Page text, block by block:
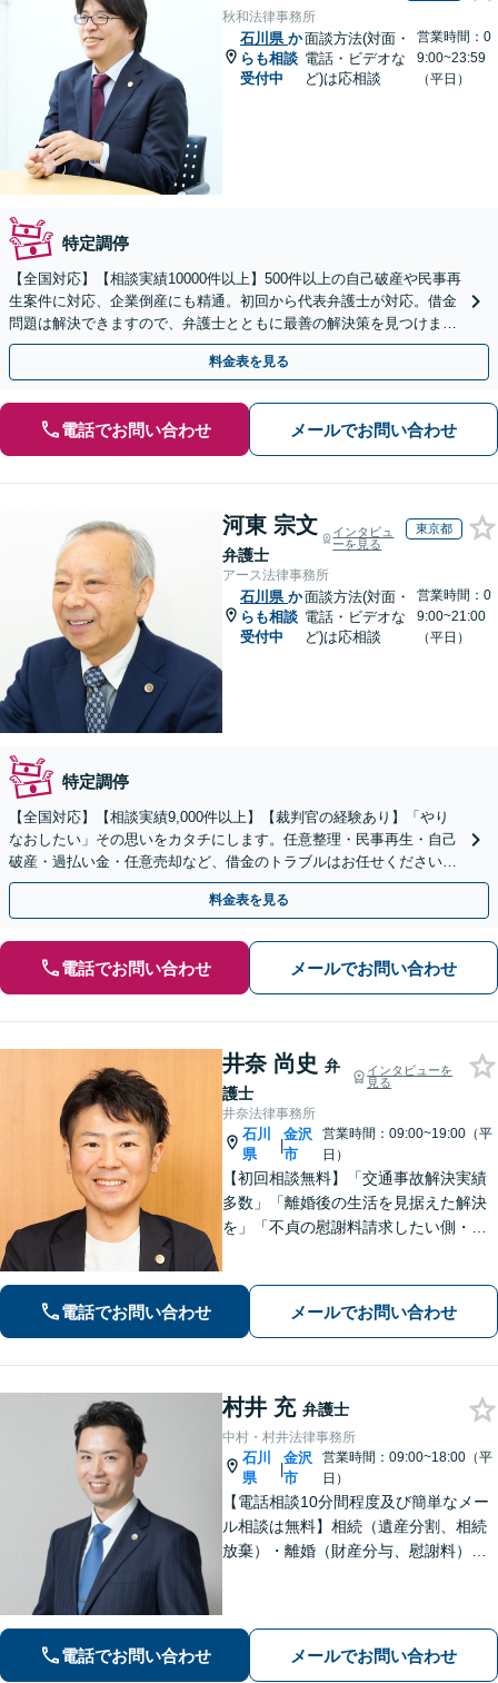
秋和法律事務所
石川県 か
らも相談
受付中
面談方法(対面・
電話・ビデオな
ど)は応相談
営業時間：0
9:00~23:59
（平日）
特定調停
【全国対応】【相談実績10000件以上】500件以上の自己破産や民事再
生案件に対応、企業倒産にも精通。初回から代表弁護士が対応。借金
問題は解決できますので、弁護士とともに最善の解決策を見つけまし
ょう【初回相談無料】【法テラス利用可】
料金表を見る
電話でお問い合わせ メールでお問い合わせ
河東 宗文
弁護士
インタビュ
ーを見る
東京都
アース法律事務所
石川県 か
らも相談
受付中
面談方法(対面・
電話・ビデオな
ど)は応相談
営業時間：0
9:00~21:00
（平日）
特定調停
【全国対応】【相談実績9,000件以上】【裁判官の経験あり】「やり
なおしたい」その思いをカタチにします。任意整理・民事再生・自己
破産・過払い金・任意売却など、借金のトラブルはお任せください。
【初回相談無料】【全国対応可能】
料金表を見る
電話でお問い合わせ メールでお問い合わせ
井奈 尚史 弁
護士
インタビューを
見る
井奈法律事務所
石川
県
|
金沢
市
営業時間：09:00~19:00（平
日）
【初回相談無料】「交通事故解決実績
多数」「離婚後の生活を見据えた解決
を」「不貞の慰謝料請求したい側・さ
さい」「相続問題に関する解決実績が
豊富」【完全個室】【子連れ相談可】
電話でお問い合わせ メールでお問い合わせ
村井 充 弁護士
中村・村井法律事務所
石川
県
|
金沢
市
営業時間：09:00~18:00（平
日）
【電話相談10分間程度及び簡単なメー
ル相談は無料】相続（遺産分割、相続
放棄）・離婚（財産分与、慰謝料）・
やすい言葉での説明を心がけていま
す。
電話でお問い合わせ メールでお問い合わせ